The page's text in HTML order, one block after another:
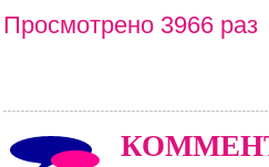
Просмотрено 3966 раз